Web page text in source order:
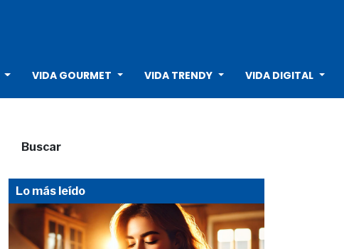
VIDA GOURMET VIDA TRENDY VIDA DIGITAL
Buscar
Lo más leído